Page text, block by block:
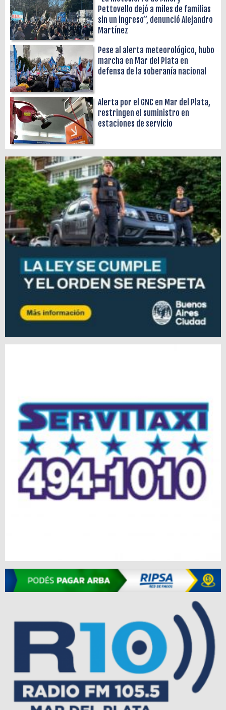
Pettovello dejó a miles de familias
sin un ingreso”, denunció Alejandro
Martínez
Pese al alerta meteorológico, hubo
marcha en Mar del Plata en
defensa de la soberanía nacional
Alerta por el GNC en Mar del Plata,
restringen el suministro en
estaciones de servicio